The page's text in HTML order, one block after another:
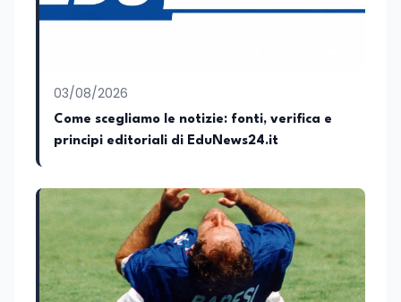
03/08/2026
Come scegliamo le notizie: fonti, verifica e
principi editoriali di EduNews24.it